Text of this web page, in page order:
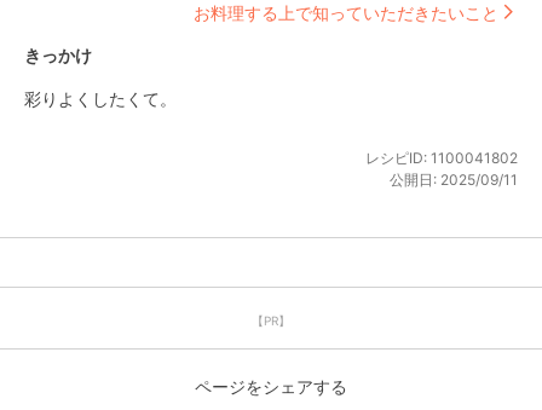
お料理する上で知っていただきたいこと
きっかけ
彩りよくしたくて。
レシピID: 1100041802
公開日: 2025/09/11
【PR】
ページをシェアする